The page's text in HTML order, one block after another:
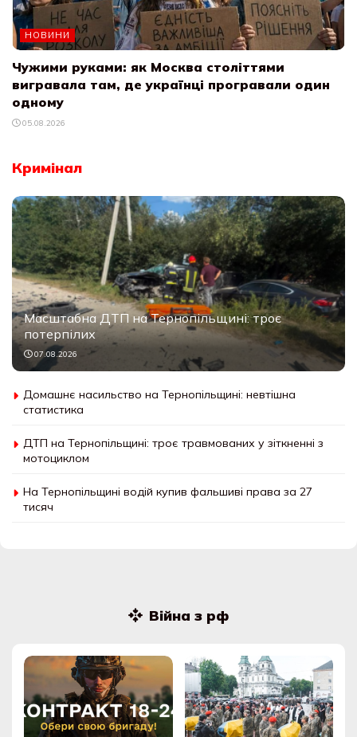
НОВИНИ
Чужими руками: як Москва століттями
вигравала там, де українці програвали один
одному
05.08.2026
Кримінал
Масштабна ДТП на Тернопільщині: троє
потерпілих
07.08.2026
Домашнє насильство на Тернопільщині: невтішна
статистика
ДТП на Тернопільщині: троє травмованих у зіткненні з
мотоциклом
На Тернопільщині водій купив фальшиві права за 27
тисяч
Війна з рф